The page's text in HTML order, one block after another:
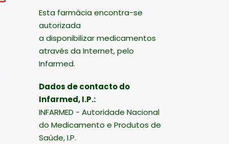
Esta farmácia encontra-se
autorizada
a disponibilizar medicamentos
através da Internet, pelo
Infarmed.
Dados de contacto do
Infarmed, I.P.:
INFARMED - Autoridade Nacional
do Medicamento e Produtos de
Saúde, I.P.